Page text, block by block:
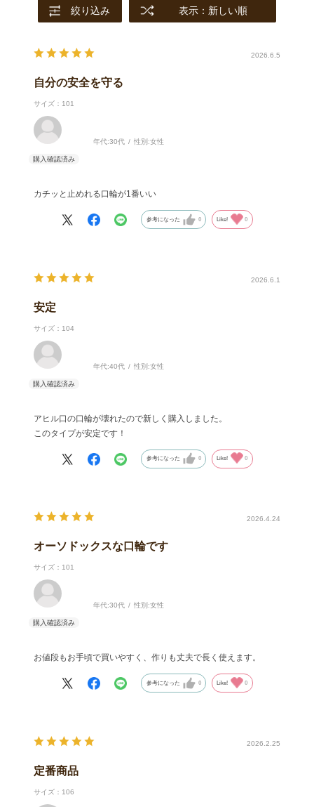
絞り込み 表示：新しい順
2026.6.5
自分の安全を守る
サイズ：101
年代:30代 性別:女性
カチッと止めれる口輪が1番いい
参考になった 0 Like! 0
2026.6.1
安定
サイズ：104
年代:40代 性別:女性
アヒル口の口輪が壊れたので新しく購入しました。
このタイプが安定です！
参考になった 0 Like! 0
2026.4.24
オーソドックスな口輪です
サイズ：101
年代:30代 性別:女性
お値段もお手頃で買いやすく、作りも丈夫で長く使えます。
参考になった 0 Like! 0
2026.2.25
定番商品
サイズ：106